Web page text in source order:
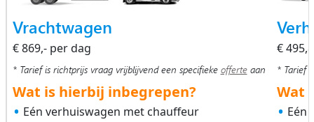
Vrachtwagen
€ 869,- per dag
* Tarief is richtprijs vraag vrijblijvend een specifieke offerteaan
Wat is hierbij inbegrepen?
Eén verhuiswagen met chauffeur
€
* Tarief
Wat
Eén